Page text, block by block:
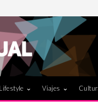
Lifestyle Viajes